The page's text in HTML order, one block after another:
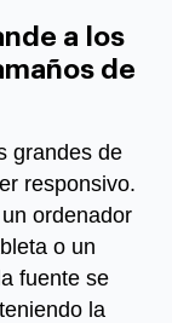
a los
de
grandes de
responsivo.
ordenador
o un
fuente se
la